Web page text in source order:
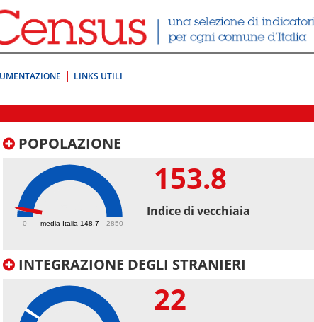
LINKS UTILI
POPOLAZIONE
media Italia 148.7
0 2850
153.8
Indice di vecchiaia
INTEGRAZIONE DEGLI STRANIERI
22